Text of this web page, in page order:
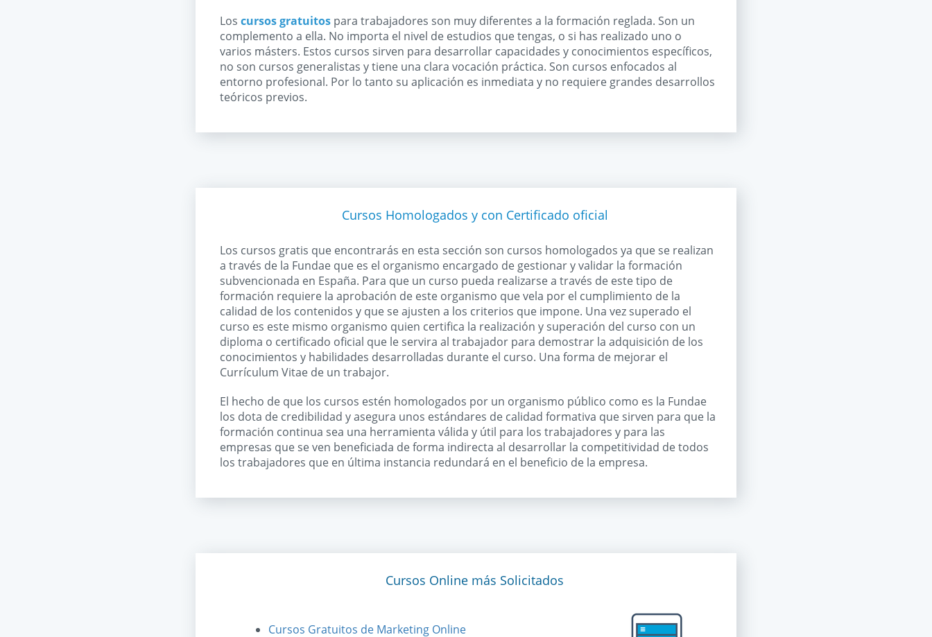
Los cursos gratuitos para trabajadores son muy diferentes a la formación reglada. Son un
complemento a ella. No importa el nivel de estudios que tengas, o si has realizado uno o
varios másters. Estos cursos sirven para desarrollar capacidades y conocimientos específicos,
no son cursos generalistas y tiene una clara vocación práctica. Son cursos enfocados al
entorno profesional. Por lo tanto su aplicación es inmediata y no requiere grandes desarrollos
teóricos previos.
Cursos Homologados y con Certificado oficial
Los cursos gratis que encontrarás en esta sección son cursos homologados ya que se realizan
a través de la Fundae que es el organismo encargado de gestionar y validar la formación
subvencionada en España. Para que un curso pueda realizarse a través de este tipo de
formación requiere la aprobación de este organismo que vela por el cumplimiento de la
calidad de los contenidos y que se ajusten a los criterios que impone. Una vez superado el
curso es este mismo organismo quien certifica la realización y superación del curso con un
diploma o certificado oficial que le servira al trabajador para demostrar la adquisición de los
conocimientos y habilidades desarrolladas durante el curso. Una forma de mejorar el
Currículum Vitae de un trabajor.
El hecho de que los cursos estén homologados por un organismo público como es la Fundae
los dota de credibilidad y asegura unos estándares de calidad formativa que sirven para que la
formación continua sea una herramienta válida y útil para los trabajadores y para las
empresas que se ven beneficiada de forma indirecta al desarrollar la competitividad de todos
los trabajadores que en última instancia redundará en el beneficio de la empresa.
Cursos Online más Solicitados
Cursos Gratuitos de Marketing Online